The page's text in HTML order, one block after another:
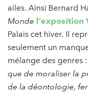
ailes. Ainsi Bernard
Monde l’exposition
Palais cet hiver. Il
seulement un
mélange des genres :
que de moraliser la
de la déontologie,